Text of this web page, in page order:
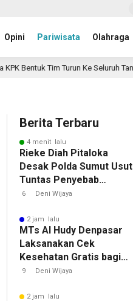
Opini Pariwisata Olahraga
Turun Ke Seluruh Tanah Papua
Berita Terbaru
4 menit lalu
Rieke Diah Pitaloka
Desak Polda Sumut Usut
Tuntas Penyebab
Kematian Winda Lorenza
6 Deni Wijaya
2 jam lalu
MTs Al Hudy Denpasar
Laksanakan Cek
Kesehatan Gratis bagi
Siswa dan Guru
9 Deni Wijaya
2 jam lalu